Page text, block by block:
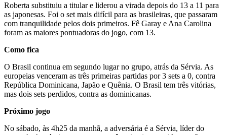
Roberta substituiu a titular e liderou a virada depois do 13 a 11 para
as japonesas. Foi o set mais difícil para as brasileiras, que passaram
com tranquilidade pelos dois primeiros. Fê Garay e Ana Carolina
foram as maiores pontuadoras do jogo, com 13.
Como fica
O Brasil continua em segundo lugar no grupo, atrás da Sérvia. As
europeias venceram as três primeiras partidas por 3 sets a 0, contra
República Dominicana, Japão e Quênia. O Brasil tem três vitórias,
mas dois sets perdidos, contra as dominicanas.
Próximo jogo
No sábado, às 4h25 da manhã, a adversária é a Sérvia, líder do